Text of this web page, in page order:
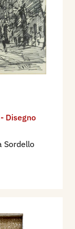
Disegno
Sordello